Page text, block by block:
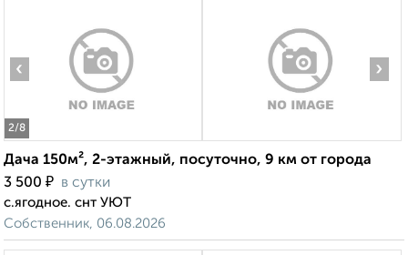
2/8
‹ ›
Дача 150м², 2-этажный, посуточно, 9 км от города
3 500 ₽ в сутки
c.ягодное. снт УЮТ
Собственник, 06.08.2026